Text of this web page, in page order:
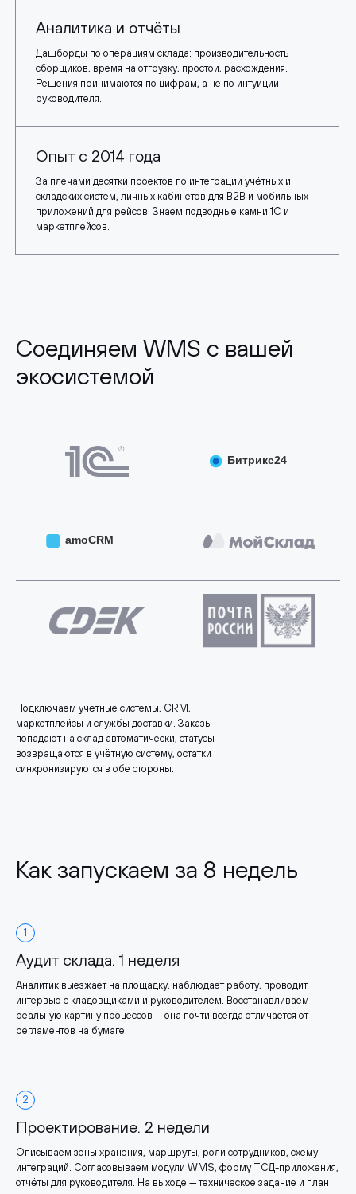
Аналитика и отчёты
Дашборды по операциям склада: производительность
сборщиков, время на отгрузку, простои, расхождения.
Решения принимаются по цифрам, а не по интуиции
руководителя.
Опыт с 2014 года
За плечами десятки проектов по интеграции учётных и
складских систем, личных кабинетов для B2B и мобильных
приложений для рейсов. Знаем подводные камни 1С и
маркетплейсов.
Соединяем WMS с вашей
экосистемой
Подключаем учётные системы, CRM,
маркетплейсы и службы доставки. Заказы
попадают на склад автоматически, статусы
возвращаются в учётную систему, остатки
синхронизируются в обе стороны.
Как запускаем за 8 недель
1
Аудит склада. 1 неделя
Аналитик выезжает на площадку, наблюдает работу, проводит
интервью с кладовщиками и руководителем. Восстанавливаем
реальную картину процессов — она почти всегда отличается от
регламентов на бумаге.
2
Проектирование. 2 недели
Описываем зоны хранения, маршруты, роли сотрудников, схему
интеграций. Согласовываем модули WMS, форму ТСД-приложения,
отчёты для руководителя. На выходе — техническое задание и план